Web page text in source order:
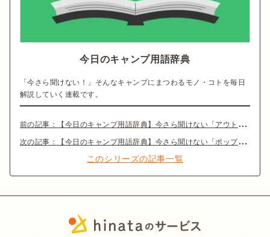
今日のキャンプ用語辞典
「今さら聞けない！」そんなキャンプにまつわるモノ・コトを毎日
解説していく連載です。
前の記事： 【今日のキャンプ用語辞典】今さら聞けない「アウトドアテーブル」とは？
次の記事： 【今日のキャンプ用語辞典】今さら聞けない「ポップアップボックス」とは？
このシリーズの記事一覧